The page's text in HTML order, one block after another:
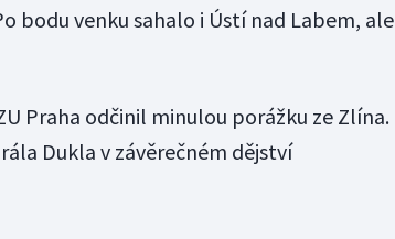
bodu venku sahalo i Ústí nad Labem, ale
Praha odčinil minulou porážku ze Zlína.
Dukla v závěrečném dějství